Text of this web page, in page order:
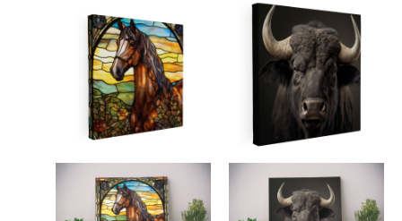
de
prix :
39.90€
à
199.90€
prix :
39.90€
à
199.90€